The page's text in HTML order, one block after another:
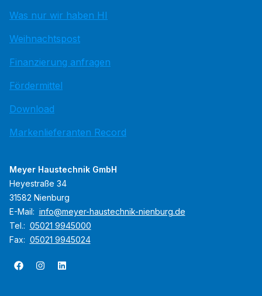
Was nur wir haben HI
Weihnachtspost
Finanzierung anfragen
Fördermittel
Download
Markenlieferanten Record
Meyer Haustechnik GmbH
Heyestraße 34
31582 Nienburg
E-Mail: info@meyer-haustechnik-nienburg.de
Tel.: 05021 9945000
Fax: 05021 9945024